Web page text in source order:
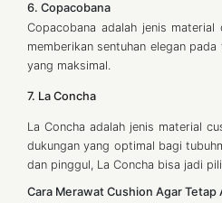
6. Copacobana
Copacobana adalah jenis
memberikan sentuhan elegan
yang maksimal.
7. La Concha
La Concha adalah jenis material
dukungan yang optimal bagi
dan pinggul, La Concha bisa jadi
Cara Merawat Cushion Agar Tetap